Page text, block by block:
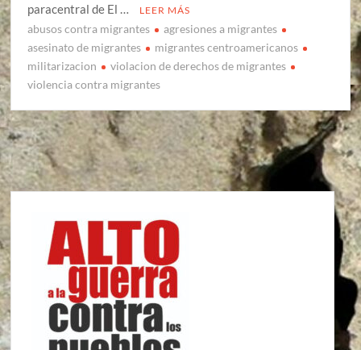
paracentral de El …
LEER MÁS
abusos contra migrantes
agresiones a migrantes
asesinato de migrantes
migrantes centroamericanos
militarizacion
violacion de derechos de migrantes
violencia contra migrantes